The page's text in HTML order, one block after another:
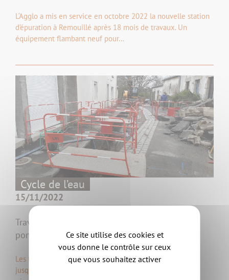
L‘Agglo a mis en service en octobre 2022 la nouvelle station
d’épuration à Remouillé après 18 mois de travaux. Un
équipement flambant neuf pour…
Cycle de l’eau
15/11/2022
Travaux sur les canalisations au fief des
pommiers à Clisson
Les travaux sur les réseaux se déroulent dans le quartier
jusqu’à fin mars 2023 pour installer des canalisations qui
Ce site utilise des cookies et
vous donne le contrôle sur ceux
que vous souhaitez activer